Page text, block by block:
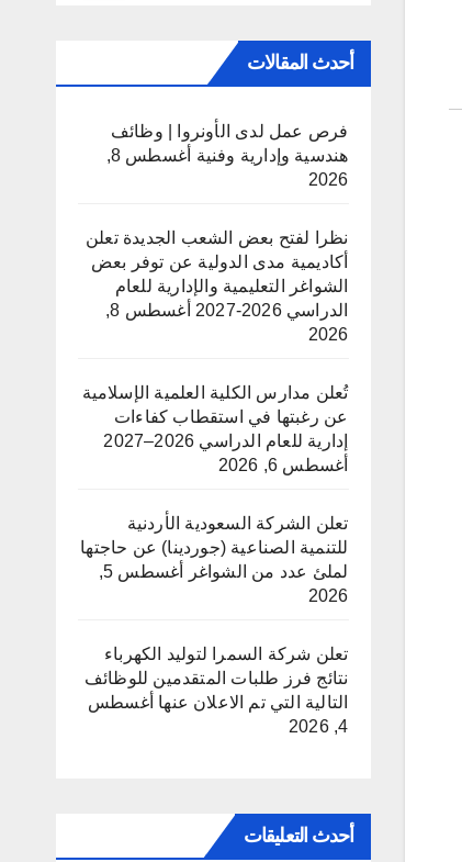
أحدث المقالات
فرص عمل لدى الأونروا | وظائف
هندسية وإدارية وفنية
أغسطس 8,
2026
نظرا لفتح بعض الشعب الجديدة تعلن
أكاديمية مدى الدولية عن توفر بعض
الشواغر التعليمية والإدارية للعام
الدراسي 2026-2027
أغسطس 8,
2026
تُعلن مدارس الكلية العلمية الإسلامية
عن رغبتها في استقطاب كفاءات
إدارية للعام الدراسي 2026–2027
أغسطس 6, 2026
تعلن الشركة السعودية الأردنية
للتنمية الصناعية (جوردينا) عن حاجتها
لملئ عدد من الشواغر
أغسطس 5,
2026
تعلن شركة السمرا لتوليد الكهرباء
نتائج فرز طلبات المتقدمين للوظائف
التالية التي تم الاعلان عنها أغسطس
4, 2026
أحدث التعليقات